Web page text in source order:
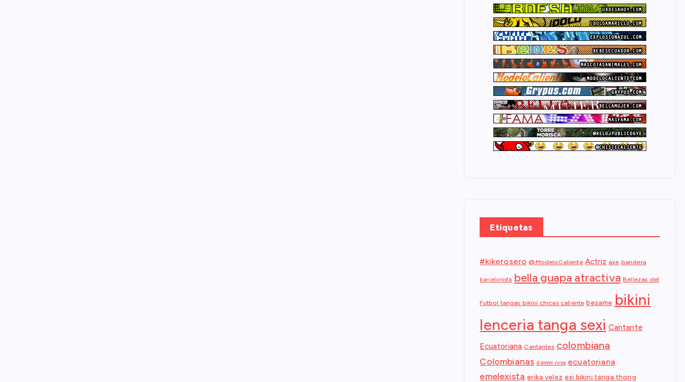
Etiquetas
#kikerosero @ModeloCaliente Actriz axe bandera
barcelonista bella guapa atractiva Bellezas del
Futbol tangas bikini chicas caliente besame bikini
lenceria tanga sexi Cantante
Ecuatoriana Cantantes colombiana
Colombianas demmi rose ecuatoriana
emelexista erika velez exi bikini tanga thong